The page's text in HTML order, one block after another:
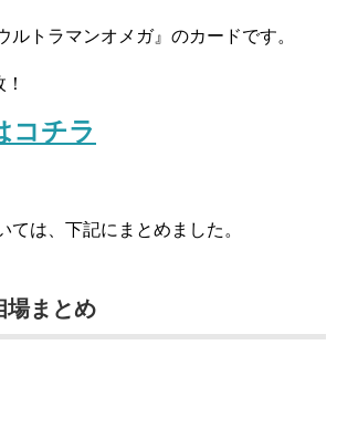
ルトラマンオメガ』のカードです。
コチラ
ては、下記にまとめました。
場まとめ